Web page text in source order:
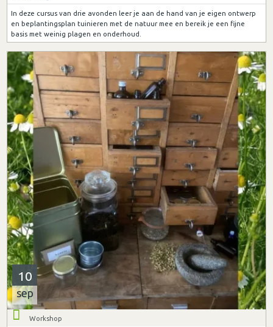
In deze cursus van drie avonden leer je aan de hand van je eigen ontwerp
en beplantingsplan tuinieren met de natuur mee en bereik je een fijne
basis met weinig plagen en onderhoud.
10
sep
Workshop